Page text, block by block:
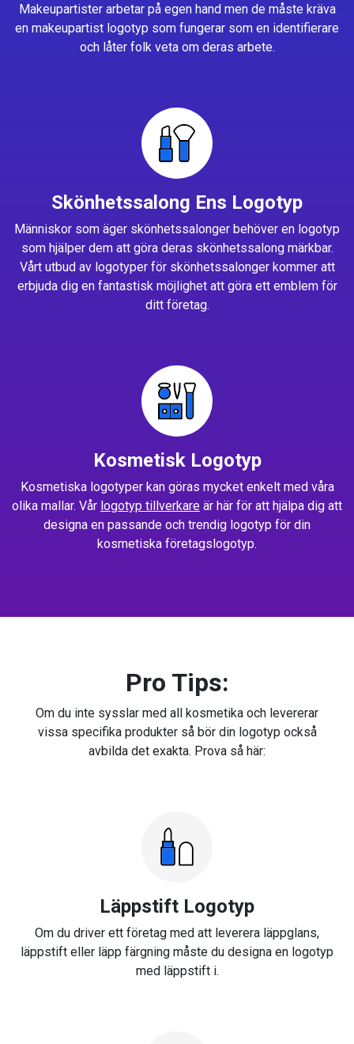
Makeupartister arbetar på egen hand men de måste kräva
en makeupartist logotyp som fungerar som en identifierare
och låter folk veta om deras arbete.
Skönhetssalong Ens Logotyp
Människor som äger skönhetssalonger behöver en logotyp
som hjälper dem att göra deras skönhetssalong märkbar.
Vårt utbud av logotyper för skönhetssalonger kommer att
erbjuda dig en fantastisk möjlighet att göra ett emblem för
ditt företag.
Kosmetisk Logotyp
Kosmetiska logotyper kan göras mycket enkelt med våra
olika mallar. Vår logotyp tillverkare är här för att hjälpa dig att
designa en passande och trendig logotyp för din
kosmetiska företagslogotyp.
Pro Tips:
Om du inte sysslar med all kosmetika och levererar
vissa specifika produkter så bör din logotyp också
avbilda det exakta. Prova så här:
Läppstift Logotyp
Om du driver ett företag med att leverera läppglans,
läppstift eller läpp färgning måste du designa en logotyp
med läppstift i.